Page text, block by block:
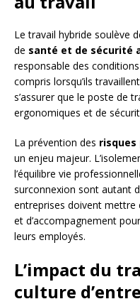
Le travail hybride soulève
de santé et de sécurité
responsable des
compris lorsqu’ils
s’assurer que le poste de
ergonomiques et de
La prévention des risques
un enjeu majeur.
l’équilibre vie
surconnexion sont autant
entreprises doivent mettre
et d’accompagnement
leurs employés.
L’impact du
culture